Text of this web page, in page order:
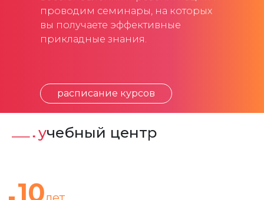
проводим семинары, на которых
вы получаете эффективные
прикладные знания.
расписание курсов
учебный центр
10